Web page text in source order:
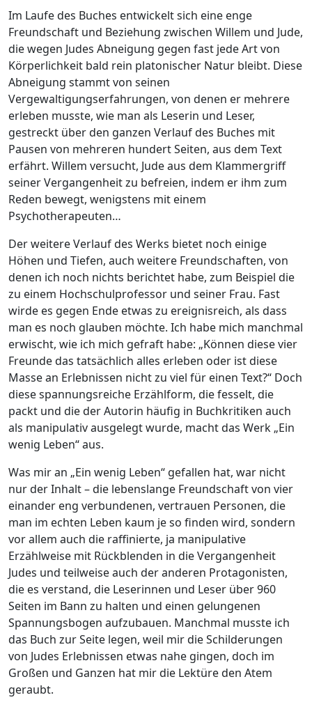
Im Laufe des Buches entwickelt sich eine enge
Freundschaft und Beziehung zwischen Willem und Jude,
die wegen Judes Abneigung gegen fast jede Art von
Körperlichkeit bald rein platonischer Natur bleibt. Diese
Abneigung stammt von seinen
Vergewaltigungserfahrungen, von denen er mehrere
erleben musste, wie man als Leserin und Leser,
gestreckt über den ganzen Verlauf des Buches mit
Pausen von mehreren hundert Seiten, aus dem Text
erfährt. Willem versucht, Jude aus dem Klammergriff
seiner Vergangenheit zu befreien, indem er ihm zum
Reden bewegt, wenigstens mit einem
Psychotherapeuten…
Der weitere Verlauf des Werks bietet noch einige
Höhen und Tiefen, auch weitere Freundschaften, von
denen ich noch nichts berichtet habe, zum Beispiel die
zu einem Hochschulprofessor und seiner Frau. Fast
wirde es gegen Ende etwas zu ereignisreich, als dass
man es noch glauben möchte. Ich habe mich manchmal
erwischt, wie ich mich gefraft habe: „Können diese vier
Freunde das tatsächlich alles erleben oder ist diese
Masse an Erlebnissen nicht zu viel für einen Text?“ Doch
diese spannungsreiche Erzählform, die fesselt, die
packt und die der Autorin häufig in Buchkritiken auch
als manipulativ ausgelegt wurde, macht das Werk „Ein
wenig Leben“ aus.
Was mir an „Ein wenig Leben“ gefallen hat, war nicht
nur der Inhalt – die lebenslange Freundschaft von vier
einander eng verbundenen, vertrauen Personen, die
man im echten Leben kaum je so finden wird, sondern
vor allem auch die raffinierte, ja manipulative
Erzählweise mit Rückblenden in die Vergangenheit
Judes und teilweise auch der anderen Protagonisten,
die es verstand, die Leserinnen und Leser über 960
Seiten im Bann zu halten und einen gelungenen
Spannungsbogen aufzubauen. Manchmal musste ich
das Buch zur Seite legen, weil mir die Schilderungen
von Judes Erlebnissen etwas nahe gingen, doch im
Großen und Ganzen hat mir die Lektüre den Atem
geraubt.